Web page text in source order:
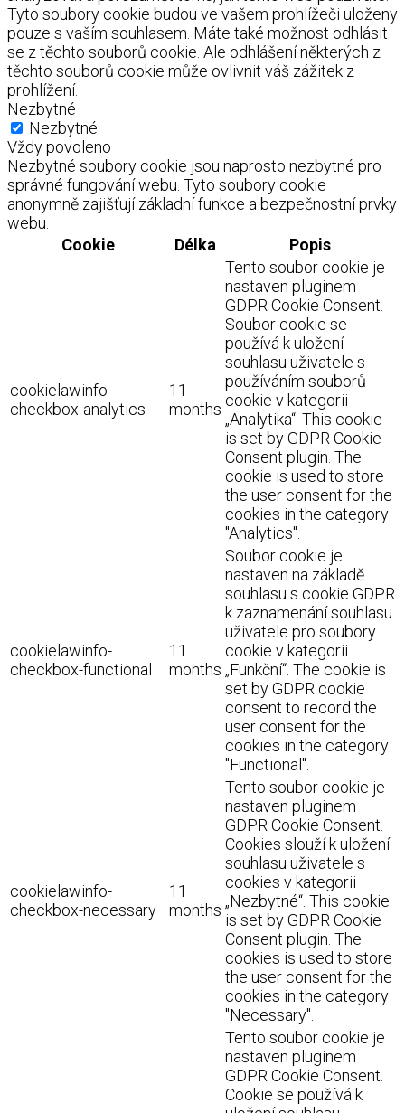
Tyto soubory cookie budou ve vašem prohlížeči uloženy
pouze s vaším souhlasem. Máte také možnost odhlásit
se z těchto souborů cookie. Ale odhlášení některých z
těchto souborů cookie může ovlivnit váš zážitek z
prohlížení.
Nezbytné
Nezbytné
Vždy povoleno
Nezbytné soubory cookie jsou naprosto nezbytné pro
správné fungování webu. Tyto soubory cookie
anonymně zajišťují základní funkce a bezpečnostní prvky
webu.
Cookie
Délka Popis
cookielawinfo-
checkbox-analytics
11
months
Tento soubor cookie je
nastaven pluginem
GDPR Cookie Consent.
Soubor cookie se
používá k uložení
souhlasu uživatele s
používáním souborů
cookie v kategorii
„Analytika“. This cookie
is set by GDPR Cookie
Consent plugin. The
cookie is used to store
the user consent for the
cookies in the category
"Analytics".
cookielawinfo-
checkbox-functional
11
months
Soubor cookie je
nastaven na základě
souhlasu s cookie GDPR
k zaznamenání souhlasu
uživatele pro soubory
cookie v kategorii
„Funkční“. The cookie is
set by GDPR cookie
consent to record the
user consent for the
cookies in the category
"Functional".
cookielawinfo-
checkbox-necessary
11
months
Tento soubor cookie je
nastaven pluginem
GDPR Cookie Consent.
Cookies slouží k uložení
souhlasu uživatele s
cookies v kategorii
„Nezbytné“. This cookie
is set by GDPR Cookie
Consent plugin. The
cookies is used to store
the user consent for the
cookies in the category
"Necessary".
Tento soubor cookie je
nastaven pluginem
GDPR Cookie Consent.
Cookie se používá k